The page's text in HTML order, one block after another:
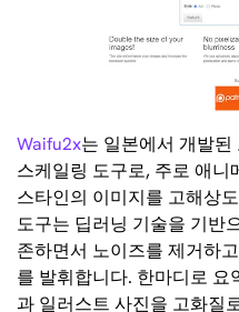
Waifu2x는 일본에서 개발된
스케일링 도구로, 주로 애
스타인의 이미지를 고해상
도구는 딥러닝 기술을 기반
존하면서 노이즈를 제거하
를 발휘합니다. 한마디로
과 일러스트 사진을 고화질